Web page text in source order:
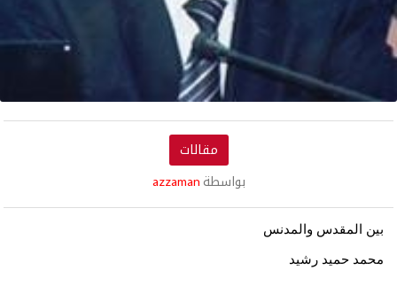
مقالات
بواسطة azzaman
بين المقدس والمدنس
محمد حميد رشيد